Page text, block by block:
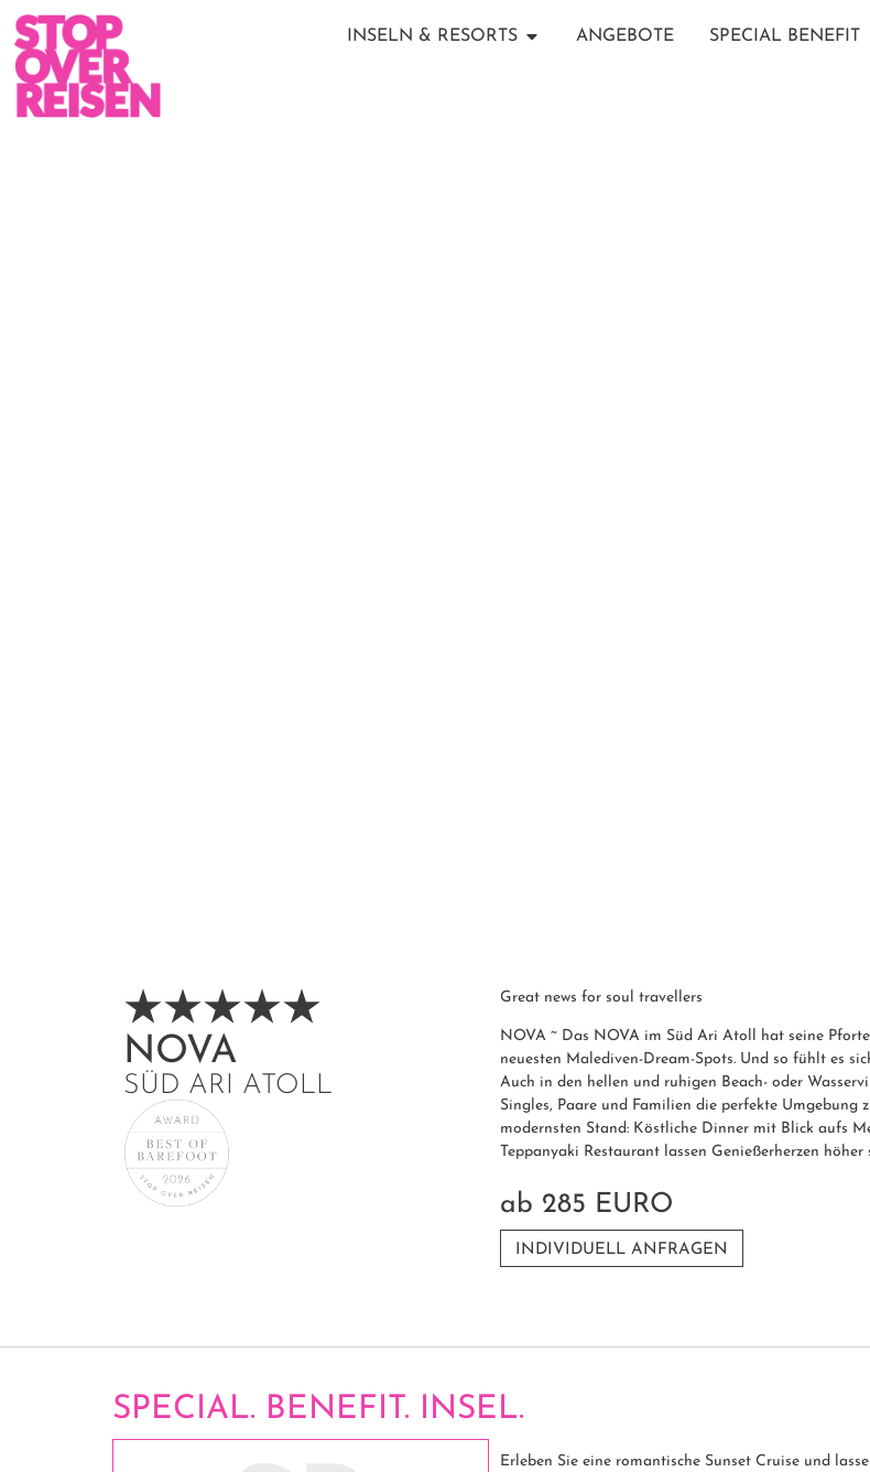
INSELN & RESORTS ANGEBOTE SPECIAL BENEFIT
NOVA
SÜD ARI ATOLL
Great news for soul travellers
NOVA ~ Das NOVA im Süd Ari Atoll hat seine
neuesten Malediven-Dream-Spots. Und so fühlt es
Auch in den hellen und ruhigen Beach- oder
Singles, Paare und Familien die perfekte Umgebung
modernsten Stand: Köstliche Dinner mit Blick aufs
Teppanyaki Restaurant lassen Genießerherzen höher
ab 285 EURO
INDIVIDUELL ANFRAGEN
SPECIAL. BENEFIT. INSEL.
Erleben Sie eine romantische Sunset Cruise und